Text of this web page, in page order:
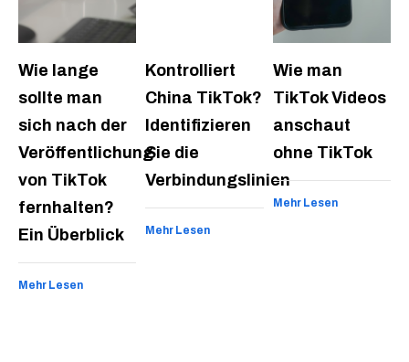
Wie lange
sollte man
sich nach der
Veröffentlichung
von TikTok
fernhalten?
Ein Überblick
Mehr Lesen
Kontrolliert
China TikTok?
Identifizieren
Sie die
Verbindungslinien
Mehr Lesen
Wie man
TikTok Videos
anschaut
ohne TikTok
Mehr Lesen